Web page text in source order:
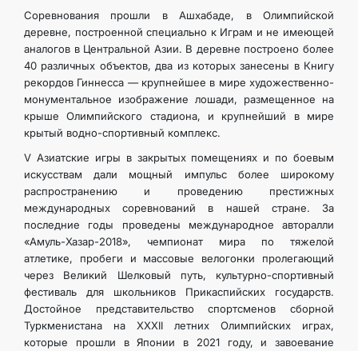
Соревнования прошли в Ашхабаде, в Олимпийской
деревне, построенной специально к Играм и не имеющей
аналогов в Центральной Азии. В деревне построено более
40 различных объектов, два из которых занесены в Книгу
рекордов Гиннесса — крупнейшее в мире художественно-
монументальное изображение лошади, размещенное на
крыше Олимпийского стадиона, и крупнейший в мире
крытый водно-спортивный комплекс.
V Азиатские игры в закрытых помещениях и по боевым
искусствам дали мощный импульс более широкому
распространению и проведению престижных
международных соревнований в нашей стране. За
последние годы проведены международное авторалли
«Амуль-Хазар-2018», чемпионат мира по тяжелой
атлетике, пробеги и массовые велогонки пролегающий
через Великий Шелковый путь, культурно-спортивный
фестиваль для школьников Прикаспийских государств.
Достойное представительство спортсменов сборной
Туркменистана на XXXII летних Олимпийских играх,
которые прошли в Японии в 2021 году, и завоевание